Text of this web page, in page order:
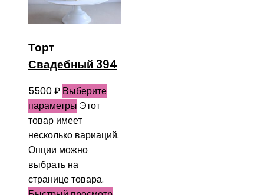
Торт
Свадебный 394
5500₽ Выберите
параметры Этот
товар имеет
несколько вариаций.
Опции можно
выбрать на
странице товара.